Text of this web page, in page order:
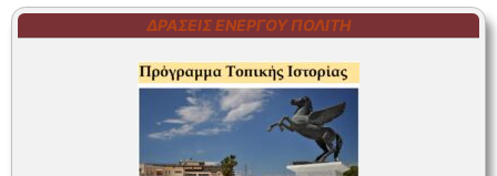
ΔΡΆΣΕΙΣ ΕΝΕΡΓΟΎ ΠΟΛΊΤΗ